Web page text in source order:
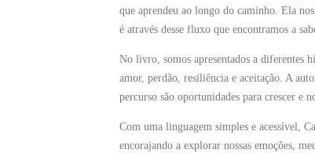
que aprendeu ao longo do caminho. Ela
é através desse fluxo que encontramos a
No livro, somos apresentados a diferentes
amor, perdão, resiliência e aceitação. A
percurso são oportunidades para crescer e
Com uma linguagem simples e acessível,
encorajando a explorar nossas emoções,